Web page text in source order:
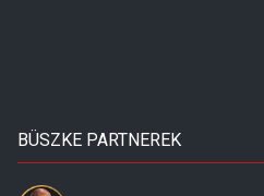
BÜSZKE PARTNEREK